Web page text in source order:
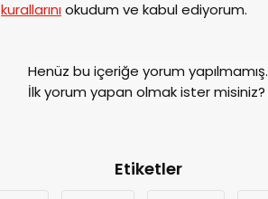
kurallarınıokudum ve kabul ediyorum.
Henüz bu içeriğe yorum yapılmamış.
İlk yorum yapan olmak ister misiniz?
Etiketler